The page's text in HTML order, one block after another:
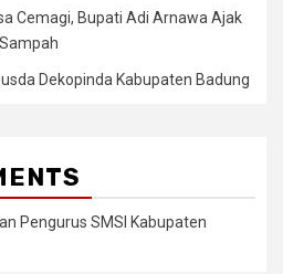
Cemagi, Bupati Adi Arnawa Ajak
Dekopinda Kabupaten Badung
Pengurus SMSI Kabupaten